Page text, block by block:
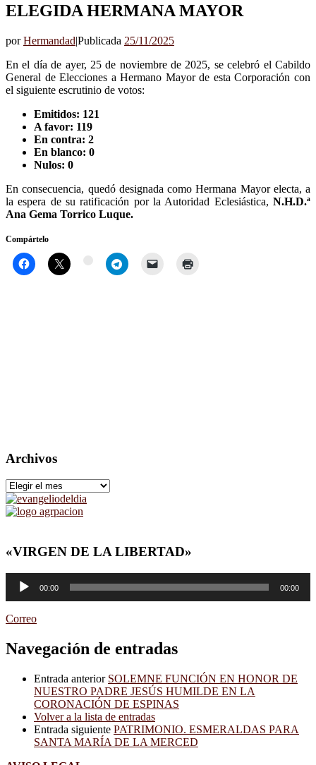
ELEGIDA HERMANA MAYOR
porHermandad|Publicada 25/11/2025
En el día de ayer, 25 de noviembre de 2025, se celebró el Cabildo
General de Elecciones a Hermano Mayor de esta Corporación con
el siguiente escrutinio de votos:
Emitidos: 121
A favor: 119
En contra: 2
En blanco: 0
Nulos: 0
En consecuencia, quedó designada como Hermana Mayor electa, a
la espera de su ratificación por la Autoridad Eclesiástica, N.H.D.ª
Ana Gema Torrico Luque.
Compártelo
Archivos
Archivos
«VIRGEN DE LA LIBERTAD»
Reproductor
audio
00:00 00:00
Correo
Navegación de entradas
Entrada anterior SOLEMNE FUNCIÓN EN HONOR DE
NUESTRO PADRE JESÚS HUMILDE EN LA
CORONACIÓN DE ESPINAS
Volver a la lista de entradas
Entrada siguiente PATRIMONIO. ESMERALDAS PARA
SANTA MARÍA DE LA MERCED